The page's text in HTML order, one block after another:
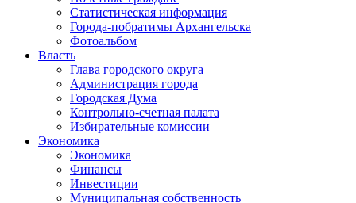
Статистическая информация
Города-побратимы Архангельска
Фотоальбом
Власть
Глава городского округа
Администрация города
Городская Дума
Контрольно-счетная палата
Избирательные комиссии
Экономика
Экономика
Финансы
Инвестиции
Муниципальная собственность